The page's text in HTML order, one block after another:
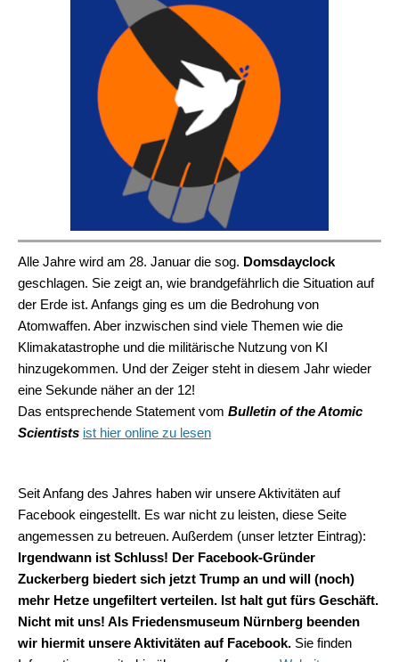
Alle Jahre wird am 28. Januar die sog. Domsdayclock
geschlagen. Sie zeigt an, wie brandgefährlich die Situation auf
der Erde ist. Anfangs ging es um die Bedrohung von
Atomwaffen. Aber inzwischen sind viele Themen wie die
Klimakatastrophe und die militärische Nutzung von KI
hinzugekommen. Und der Zeiger steht in diesem Jahr wieder
eine Sekunde näher an der 12!
Das entsprechende Statement vom Bulletin of the Atomic
Scientists ist hier online zu lesen
Seit Anfang des Jahres haben wir unsere Aktivitäten auf
Facebook eingestellt. Es war nicht zu leisten, diese Seite
angemessen zu betreuen. Außerdem (unser letzter Eintrag):
Irgendwann ist Schluss! Der Facebook-Gründer
Zuckerberg biedert sich jetzt Trump an und will (noch)
mehr Hetze ungefiltert verteilen. Ist halt gut fürs Geschäft.
Nicht mit uns! Als Friedensmuseum Nürnberg beenden
wir hiermit unsere Aktivitäten auf Facebook. Sie finden